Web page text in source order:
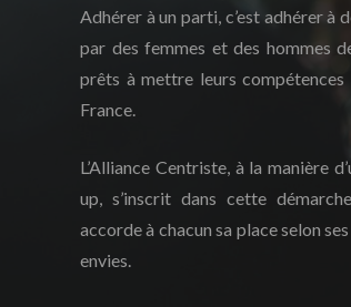
Adhérer à un parti, c’est adhérer à
par des femmes et des hommes
prêts à mettre leurs compétences
France.
L’Alliance Centriste, à la manière
up, s’inscrit dans cette
accorde à chacun sa place selon
envies.